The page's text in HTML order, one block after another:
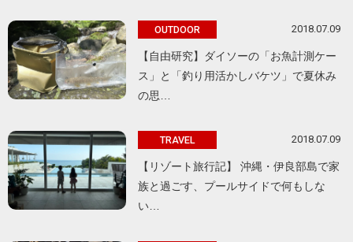
OUTDOOR 2018.07.09
【自由研究】ダイソーの「お魚計測ケー
ス」と「釣り用活かしバケツ」で夏休み
の思…
TRAVEL 2018.07.09
【リゾート旅行記】 沖縄・伊良部島で家
族と過ごす、プールサイドで何もしな
い…